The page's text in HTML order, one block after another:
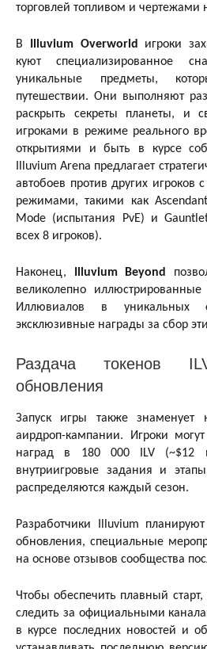
торговлей топливом и чертежами
В Illuvium Overworld
игроки
куют специализированное
уникальные предметы,
путешествии. Они выполняют
раскрыть секреты планеты, и
игроками в режиме реального
открытиями и быть в курсе
Illuvium Arena предлагает
автобоев против других
режимами, такими как
Mode (испытания PvE) и
всех 8 игроков).
Наконец, Illuvium Beyond
великолепно
Иллювиалов в уникальных
эксклюзивные награды за сбор
Раздача токенов
обновления
Запуск игры также знаменует
аирдроп-кампании. Игроки могут
наград в 180 000 ILV (~$12
внутриигровые задания и
распределяются каждый сезон.
Разработчики Illuvium
обновления, специальные
на основе отзывов сообщества
Чтобы обеспечить плавный
следить за официальными
в курсе последних новостей и